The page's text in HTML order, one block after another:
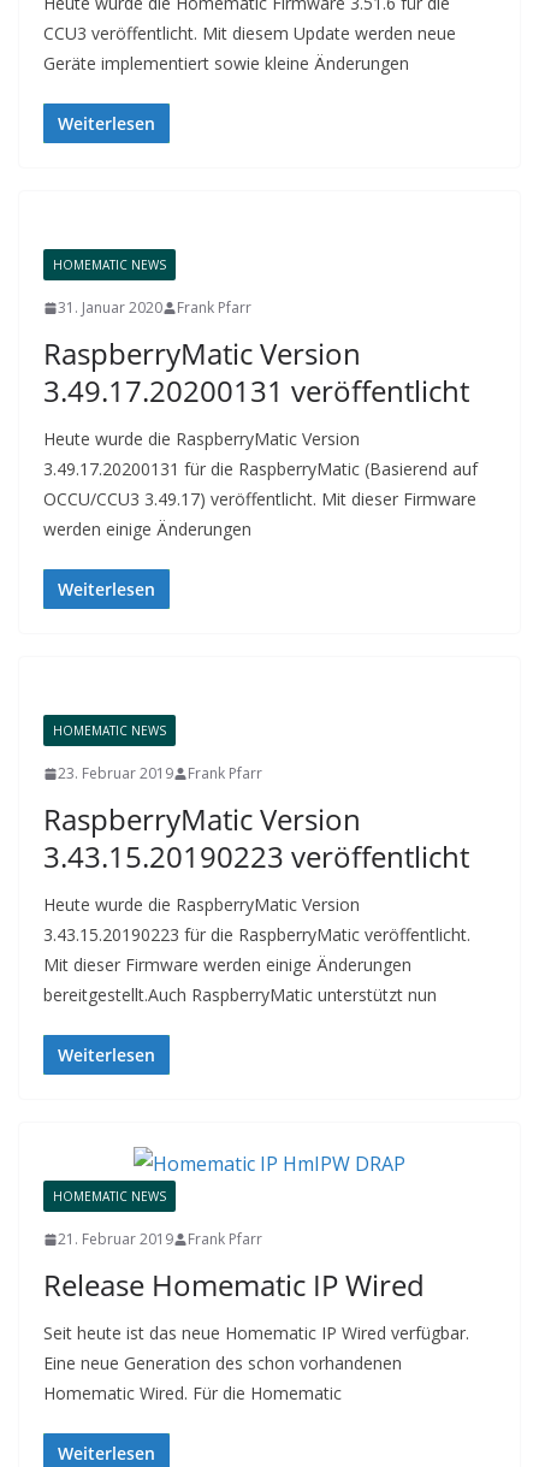
CCU3 veröffentlicht. Mit diesem Update werden neue
Geräte implementiert sowie kleine Änderungen
Weiterlesen
HOMEMATIC NEWS
31. Januar 2020 Frank Pfarr
RaspberryMatic Version
3.49.17.20200131 veröffentlicht
Heute wurde die RaspberryMatic Version
3.49.17.20200131 für die RaspberryMatic (Basierend auf
OCCU/CCU3 3.49.17) veröffentlicht. Mit dieser Firmware
werden einige Änderungen
Weiterlesen
HOMEMATIC NEWS
23. Februar 2019 Frank Pfarr
RaspberryMatic Version
3.43.15.20190223 veröffentlicht
Heute wurde die RaspberryMatic Version
3.43.15.20190223 für die RaspberryMatic veröffentlicht.
Mit dieser Firmware werden einige Änderungen
bereitgestellt.Auch RaspberryMatic unterstützt nun
Weiterlesen
HOMEMATIC NEWS
21. Februar 2019 Frank Pfarr
Release Homematic IP Wired
Seit heute ist das neue Homematic IP Wired verfügbar.
Eine neue Generation des schon vorhandenen
Homematic Wired. Für die Homematic
Weiterlesen